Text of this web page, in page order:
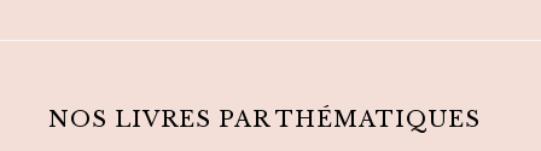
NOS LIVRES PAR THÉMATIQUES